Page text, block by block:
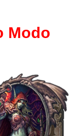
Modo